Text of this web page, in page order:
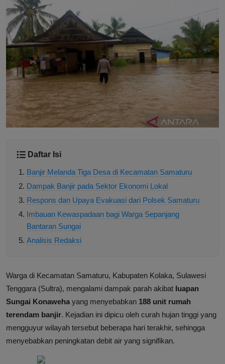
Daftar Isi
Banjir Melanda Tiga Desa di Kecamatan Samaturu
Dampak Banjir pada Sektor Ekonomi Lokal
Respons dan Upaya Evakuasi dari Polsek Samaturu
Imbauan Kewaspadaan bagi Warga Sepanjang
Bantaran Sungai
Analisis Redaksi
Warga di Kecamatan Samaturu, Kabupaten Kolaka, Sulawesi
Tenggara (Sultra), mengalami dampak parah akibat luapan
Sungai Konaweha yang menyebabkan 188 unit rumah
terendam banjir. Kejadian ini dipicu oleh curah hujan tinggi yang
mengguyur wilayah tersebut beberapa hari terakhir, sehingga
menyebabkan peningkatan debit air yang signifikan.